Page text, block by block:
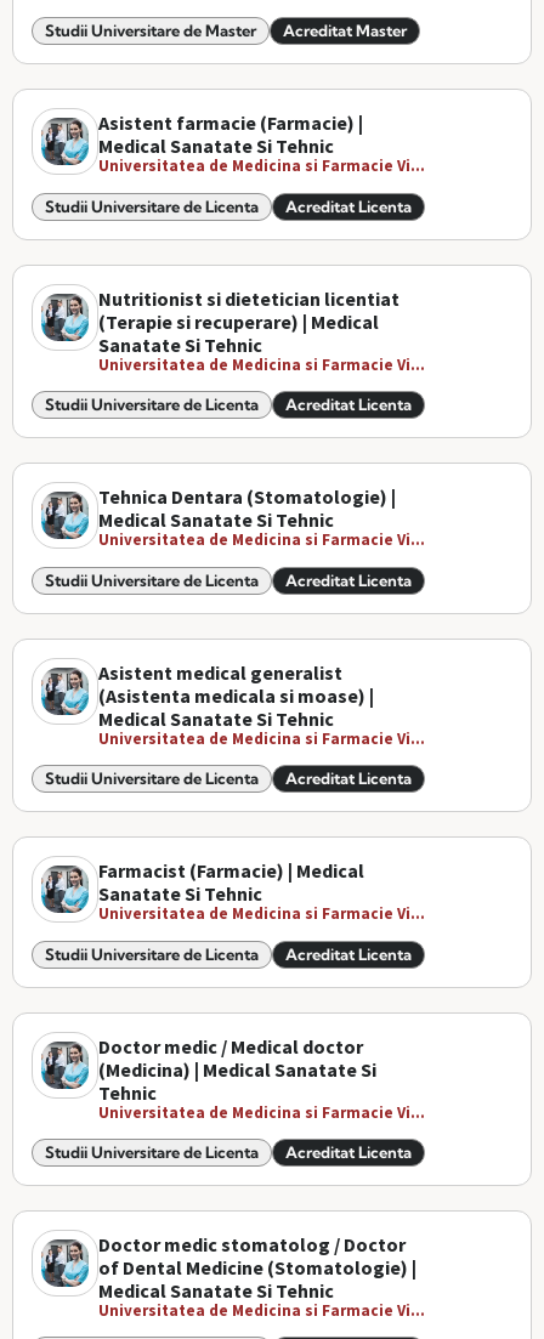
Studii Universitare de Master Acreditat Master
Asistent farmacie (Farmacie) |
Medical Sanatate Si Tehnic
Universitatea de Medicina si Farmacie Vi...
Studii Universitare de Licenta Acreditat Licenta
Nutritionist si dietetician licentiat
(Terapie si recuperare) | Medical
Sanatate Si Tehnic
Universitatea de Medicina si Farmacie Vi...
Studii Universitare de Licenta Acreditat Licenta
Tehnica Dentara (Stomatologie) |
Medical Sanatate Si Tehnic
Universitatea de Medicina si Farmacie Vi...
Studii Universitare de Licenta Acreditat Licenta
Asistent medical generalist
(Asistenta medicala si moase) |
Medical Sanatate Si Tehnic
Universitatea de Medicina si Farmacie Vi...
Studii Universitare de Licenta Acreditat Licenta
Farmacist (Farmacie) | Medical
Sanatate Si Tehnic
Universitatea de Medicina si Farmacie Vi...
Studii Universitare de Licenta Acreditat Licenta
Doctor medic / Medical doctor
(Medicina) | Medical Sanatate Si
Tehnic
Universitatea de Medicina si Farmacie Vi...
Studii Universitare de Licenta Acreditat Licenta
Doctor medic stomatolog / Doctor
of Dental Medicine (Stomatologie) |
Medical Sanatate Si Tehnic
Universitatea de Medicina si Farmacie Vi...